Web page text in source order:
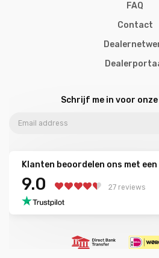
FAQ
Contact
Schrijf me in voor
Klanten beoordelen ons met een
9.0
27 reviews